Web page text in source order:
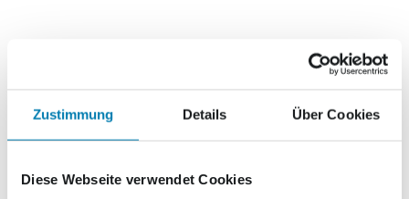
Zustimmung Details Über Cookies
Diese Webseite verwendet Cookies